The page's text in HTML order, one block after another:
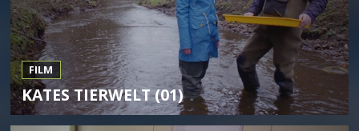
FILM
KATES TIERWELT (01)